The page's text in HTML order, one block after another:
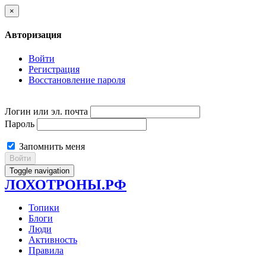
×
Авторизация
Войти
Регистрация
Восстановление пароля
Логин или эл. почта
Пароль
Запомнить меня
Войти
Toggle navigation
ЛОХОТРОНЫ.РФ
Топики
Блоги
Люди
Активность
Правила